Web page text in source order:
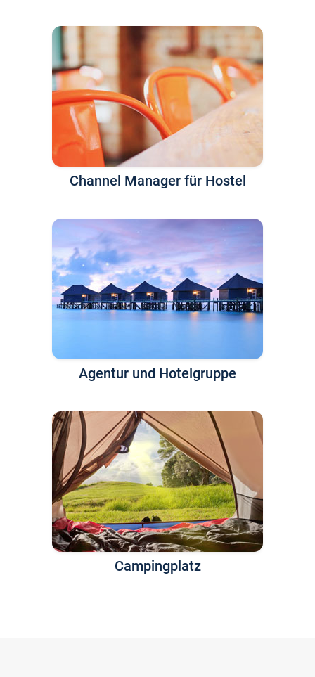
Channel Manager für Hostel
Agentur und Hotelgruppe
Campingplatz